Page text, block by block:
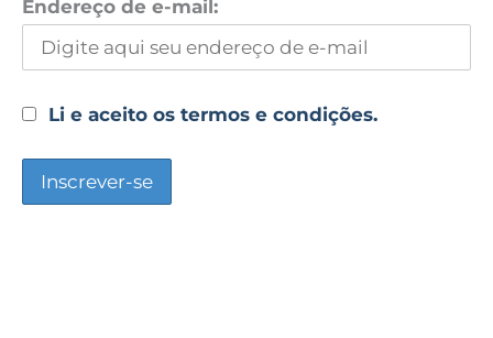
Endereço de e-mail:
Li e aceito os termos e condições.